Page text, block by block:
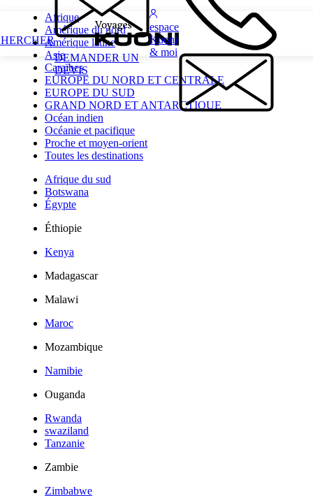
DEMANDER UN
DEVIS
espace
Kuoni
& moi
Afrique
Amérique du nord
Amérique latine
Asie
Caraïbes
EUROPE DU NORD ET CENTRALE
EUROPE DU SUD
GRAND NORD ET ANTARCTIQUE
Océan indien
Océanie et pacifique
Proche et moyen-orient
Toutes les destinations
Afrique du sud
Botswana
Égypte
Éthiopie
Kenya
Madagascar
Malawi
Maroc
Mozambique
Namibie
Ouganda
Rwanda
swaziland
Tanzanie
Zambie
Zimbabwe